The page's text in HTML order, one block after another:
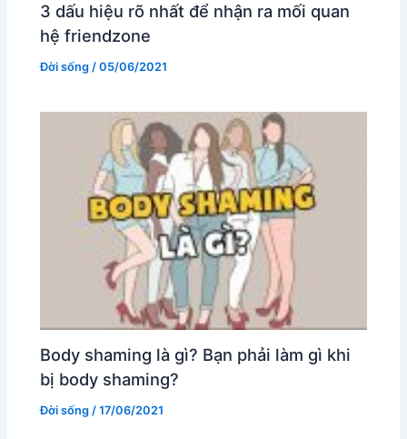
3 dấu hiệu rõ nhất để nhận ra mối quan
hệ friendzone
Đời sống /05/06/2021
Body shaming là gì? Bạn phải làm gì khi
bị body shaming?
Đời sống /17/06/2021